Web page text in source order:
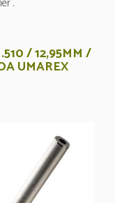
/ 12,95MM /
UMAREX